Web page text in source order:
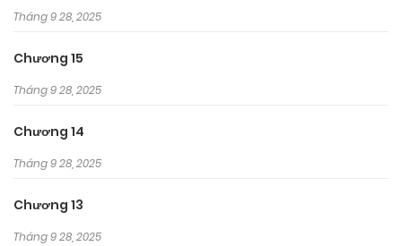
Tháng 9 28, 2025
Chương 15
Tháng 9 28, 2025
Chương 14
Tháng 9 28, 2025
Chương 13
Tháng 9 28, 2025